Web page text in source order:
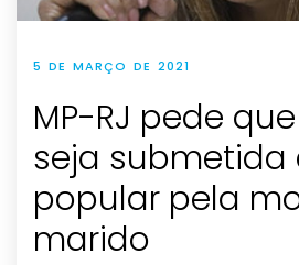
5 DE MARÇO DE 2021
MP-RJ pede
seja submetida
popular pela
marido